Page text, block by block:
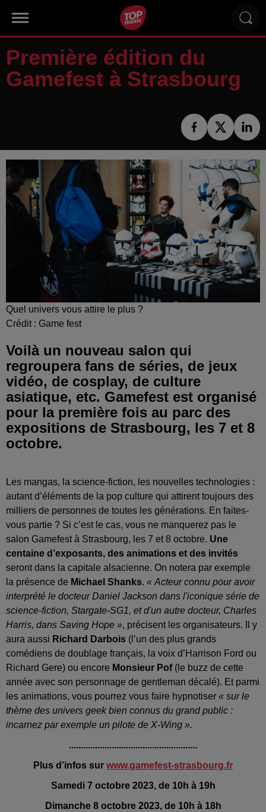
Première édition du
Gamefest à Strasbourg
Quel univers vous attire le plus ?
Crédit : Game fest
Voilà un nouveau salon qui
regroupera fans de séries, de jeux
vidéo, de cosplay, de culture
asiatique, etc. Gamefest est organisé
pour la première fois au parc des
expositions de Strasbourg, les 7 et 8
octobre.
Les mangas, la science-fiction, les nouvelles technologies :
autant d’éléments de la pop culture qui attirent toujours des
milliers de personnes de toutes les générations. En faites-
vous partie ? Si c’est le cas, vous ne manquerez pas le
salon Gamefest à Strasbourg, les 7 et 8 octobre. Une
centaine d’exposants, des animations et des invités
seront dans la capitale alsacienne. On notera par exemple
la présence de Michael Shanks. « Acteur connu pour avoir
interprété le docteur Daniel Jackson dans l'iconique série de
science-fiction, Stargate-SG1, et d'un autre docteur, Charles
Harris, dans Saving Hope », précisent les organisateurs. Il y
aura aussi Richard Darbois (l’un des plus grands
comédiens de doublage français, la voix d’Harrison Ford ou
Richard Gere) ou encore Monsieur Pof(le buzz de cette
année avec son personnage de gentleman décalé). Et parmi
les animations, vous pourrez vous faire hypnotiser « sur le
thème des univers geek bien connus du grand public :
incarnez par exemple un pilote de X-Wing ».
......................................................
Plus d’infos sur www.gamefest-strasbourg.fr
Samedi 7 octobre 2023, de 10h à 19h
Dimanche 8 octobre 2023, de 10h à 18h